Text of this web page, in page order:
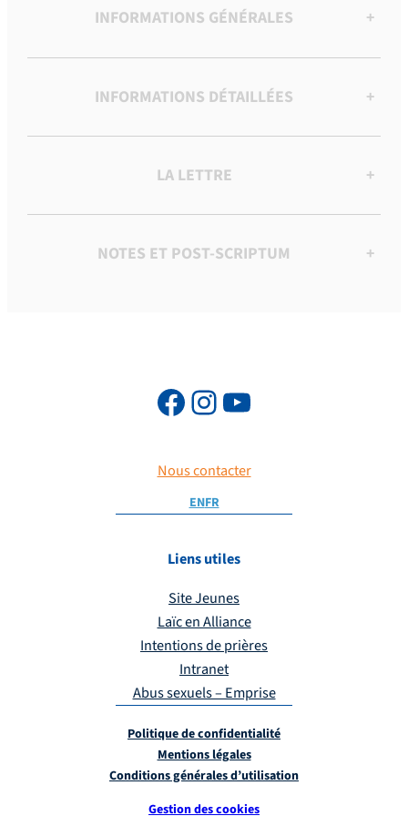
INFORMATIONS GÉNÉRALES +
INFORMATIONS DÉTAILLÉES +
LA LETTRE +
NOTES ET POST-SCRIPTUM +
Nous contacter
ENFR
Liens utiles
Site Jeunes
Laïc en Alliance
Intentions de prières
Intranet
Abus sexuels – Emprise
Politique de confidentialité
Mentions légales
Conditions générales d’utilisation
Gestion des cookies